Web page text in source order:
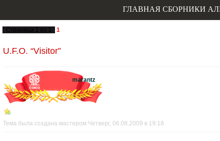
ГЛАВНАЯ СБОРНИКИ
Страница 1 из 1 1
U.F.O. “Visitor”
marantz
Тема была создана мастером Четверг, 06.08.2009 в 19:18